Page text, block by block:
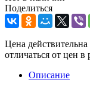
Поделиться
Цена
отличаться от цен
Описание